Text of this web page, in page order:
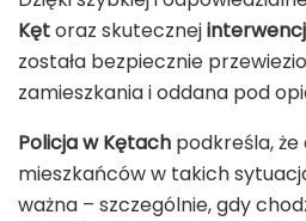
Kętoraz skutecznej
została bezpiecznie
zamieszkania i oddana pod
Policja w Kętach podkreśla,
mieszkańców w takich
ważna – szczególnie, gdy